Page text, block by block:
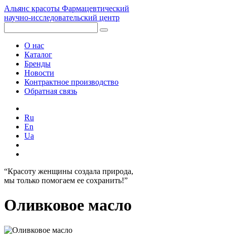
Альянс красоты Фармацевтический
научно-исследовательский центр
О нас
Каталог
Бренды
Новости
Контрактное производство
Обратная связь
Ru
En
Ua
“Красоту женщины создала природа,
мы только помогаем ее сохранить!”
Оливковое масло